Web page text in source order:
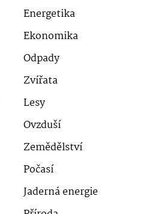
Energetika
Ekonomika
Odpady
Zvířata
Lesy
Ovzduší
Zemědělství
Počasí
Jaderná energie